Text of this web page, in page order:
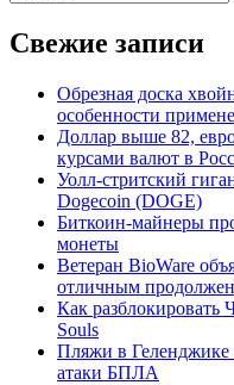
Свежие записи
Обрезная доска
особенности
Доллар выше 82,
курсами валют в
Уолл-стритский
Dogecoin (DOGE)
Биткоин-майнеры
монеты
Ветеран BioWare
отличным
Как разблокировать
Souls
Пляжи в Геленджике
атаки БПЛА